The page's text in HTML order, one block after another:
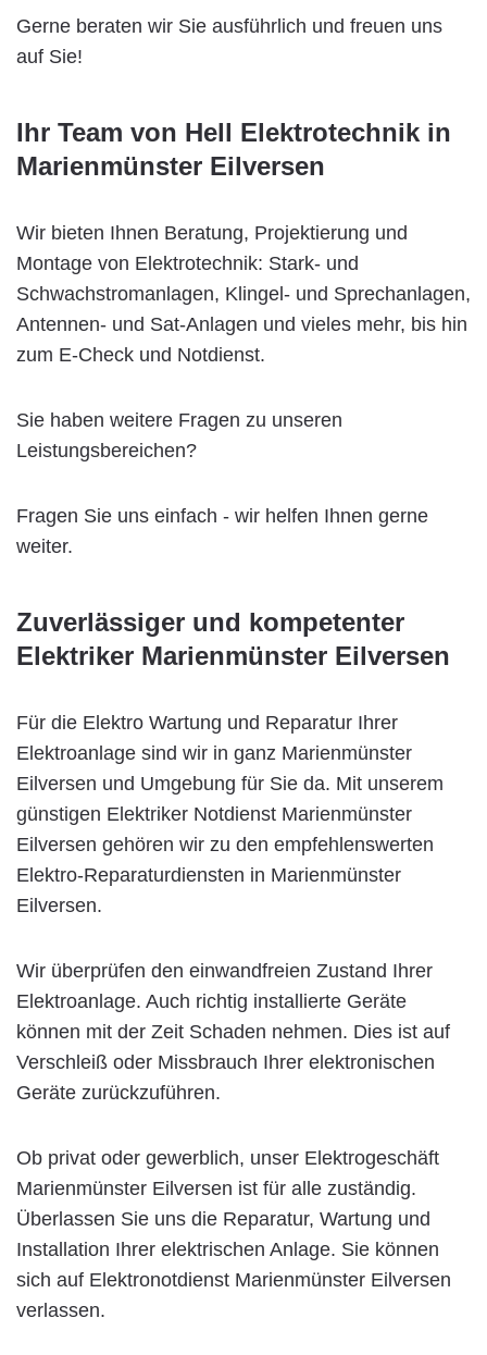
Gerne beraten wir Sie ausführlich und freuen uns
auf Sie!
Ihr Team von Hell Elektrotechnik in
Marienmünster Eilversen
Wir bieten Ihnen Beratung, Projektierung und
Montage von Elektrotechnik: Stark- und
Schwachstromanlagen, Klingel- und Sprechanlagen,
Antennen- und Sat-Anlagen und vieles mehr, bis hin
zum E-Check und Notdienst.
Sie haben weitere Fragen zu unseren
Leistungsbereichen?
Fragen Sie uns einfach - wir helfen Ihnen gerne
weiter.
Zuverlässiger und kompetenter
Elektriker Marienmünster Eilversen
Für die Elektro Wartung und Reparatur Ihrer
Elektroanlage sind wir in ganz Marienmünster
Eilversen und Umgebung für Sie da. Mit unserem
günstigen Elektriker Notdienst Marienmünster
Eilversen gehören wir zu den empfehlenswerten
Elektro-Reparaturdiensten in Marienmünster
Eilversen.
Wir überprüfen den einwandfreien Zustand Ihrer
Elektroanlage. Auch richtig installierte Geräte
können mit der Zeit Schaden nehmen. Dies ist auf
Verschleiß oder Missbrauch Ihrer elektronischen
Geräte zurückzuführen.
Ob privat oder gewerblich, unser Elektrogeschäft
Marienmünster Eilversen ist für alle zuständig.
Überlassen Sie uns die Reparatur, Wartung und
Installation Ihrer elektrischen Anlage. Sie können
sich auf Elektronotdienst Marienmünster Eilversen
verlassen.